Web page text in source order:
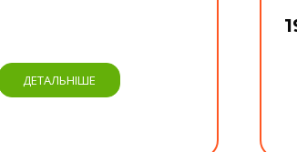
ДЕТАЛЬНІШЕ